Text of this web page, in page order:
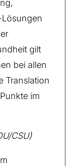
gilt
bei allen
Translation
im
CSU)